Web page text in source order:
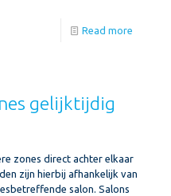
Read more
gelijktijdig
zones direct achter elkaar
zijn hierbij afhankelijk van
salon. Salons